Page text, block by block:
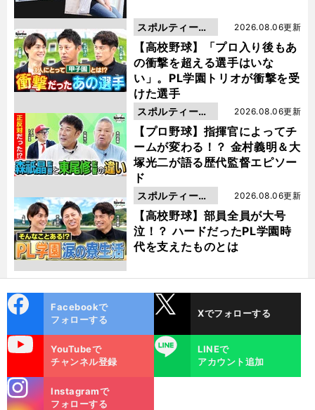
【高校野球】「プロ入り後もあ
の衝撃を超える選手はいな
い」。PL学園トリオが衝撃を受
けた選手
2026.08.06更新
スポルティーバ
動画
【プロ野球】指揮官によってチ
ームが変わる！？ 金村義明＆大
塚光二が語る歴代監督エピソー
ド
2026.08.06更新
スポルティーバ
動画
【高校野球】部員全員が大号
泣！？ ハードだったPL学園時
代を支えたものとは
2026.08.06更新
スポルティーバ
動画
ok
Facebookで
フォローする
Xでフォローする
YouTubeで
チャンネル登録
LINE
LINEで
アカウント追加
m
Instagramで
フォローする